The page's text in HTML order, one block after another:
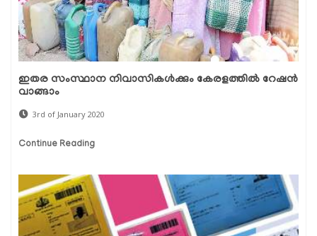
ഇതര സംസ്ഥാന നിവാസികള്‍ക്കും കേരളത്തില്‍ റേഷന്‍
വാങ്ങാം
3rd of January 2020
Continue Reading